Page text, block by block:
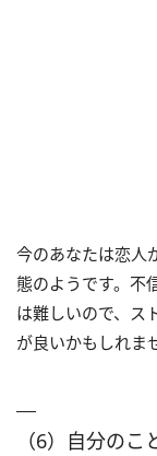
今のあなたは恋人
態のようです。不
は難しいので、ス
が良いかもしれま
（6）自分の